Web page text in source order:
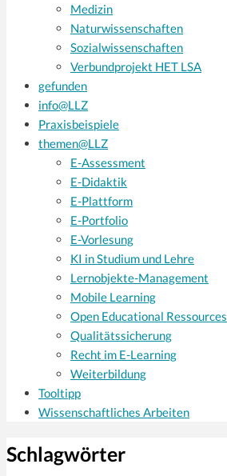
Medizin
Naturwissenschaften
Sozialwissenschaften
Verbundprojekt HET LSA
gefunden
info@LLZ
Praxisbeispiele
themen@LLZ
E-Assessment
E-Didaktik
E-Plattform
E-Portfolio
E-Vorlesung
KI in Studium und Lehre
Lernobjekte-Management
Mobile Learning
Open Educational Ressources
Qualitätssicherung
Recht im E-Learning
Weiterbildung
Tooltipp
Wissenschaftliches Arbeiten
Schlagwörter